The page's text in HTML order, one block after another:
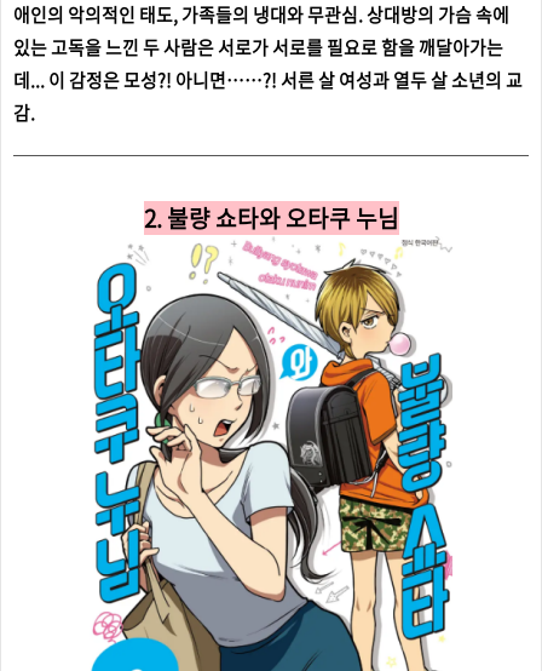
애인의 악의적인 태도, 가족들의 냉대와 무관심. 상대방의 가슴 속에
있는 고독을 느낀 두 사람은 서로가 서로를 필요로 함을 깨달아가는
데... 이 감정은 모성?! 아니면……?! 서른 살 여성과 열두 살 소년의 교
감.
2. 불량 쇼타와 오타쿠 누님